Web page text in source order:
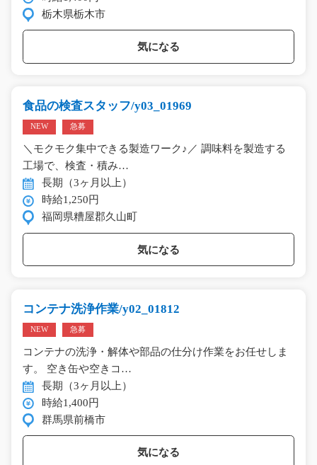
栃木県栃木市
気になる
食品の検査スタッフ/y03_01969
NEW 急募
＼モクモク集中できる製造ワーク♪／ 調味料を製造する
工場で、検査・積み…
長期（3ヶ月以上）
時給1,250円
福岡県糟屋郡久山町
気になる
コンテナ洗浄作業/y02_01812
NEW 急募
コンテナの洗浄・解体や部品の仕分け作業をお任せしま
す。 空き缶や空きコ…
長期（3ヶ月以上）
時給1,400円
群馬県前橋市
気になる